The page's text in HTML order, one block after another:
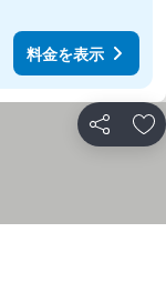
料金を表示
シェア お